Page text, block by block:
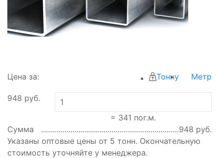
Цена за: Тонну Метр
948 руб.
= 341 пог.м.
Сумма
948 руб.
Указаны оптовые цены от 5 тонн. Окончательную
стоимость уточняйте у менеджера.